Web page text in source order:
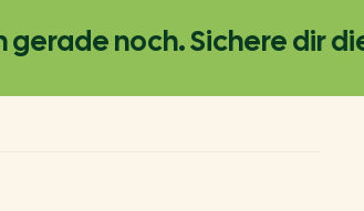
noch. Sichere dir die